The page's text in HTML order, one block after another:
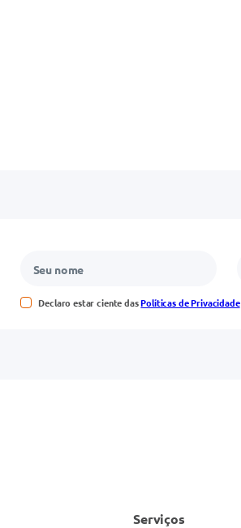
Declaro estar ciente dasPolíticas de Privacidade
Serviços